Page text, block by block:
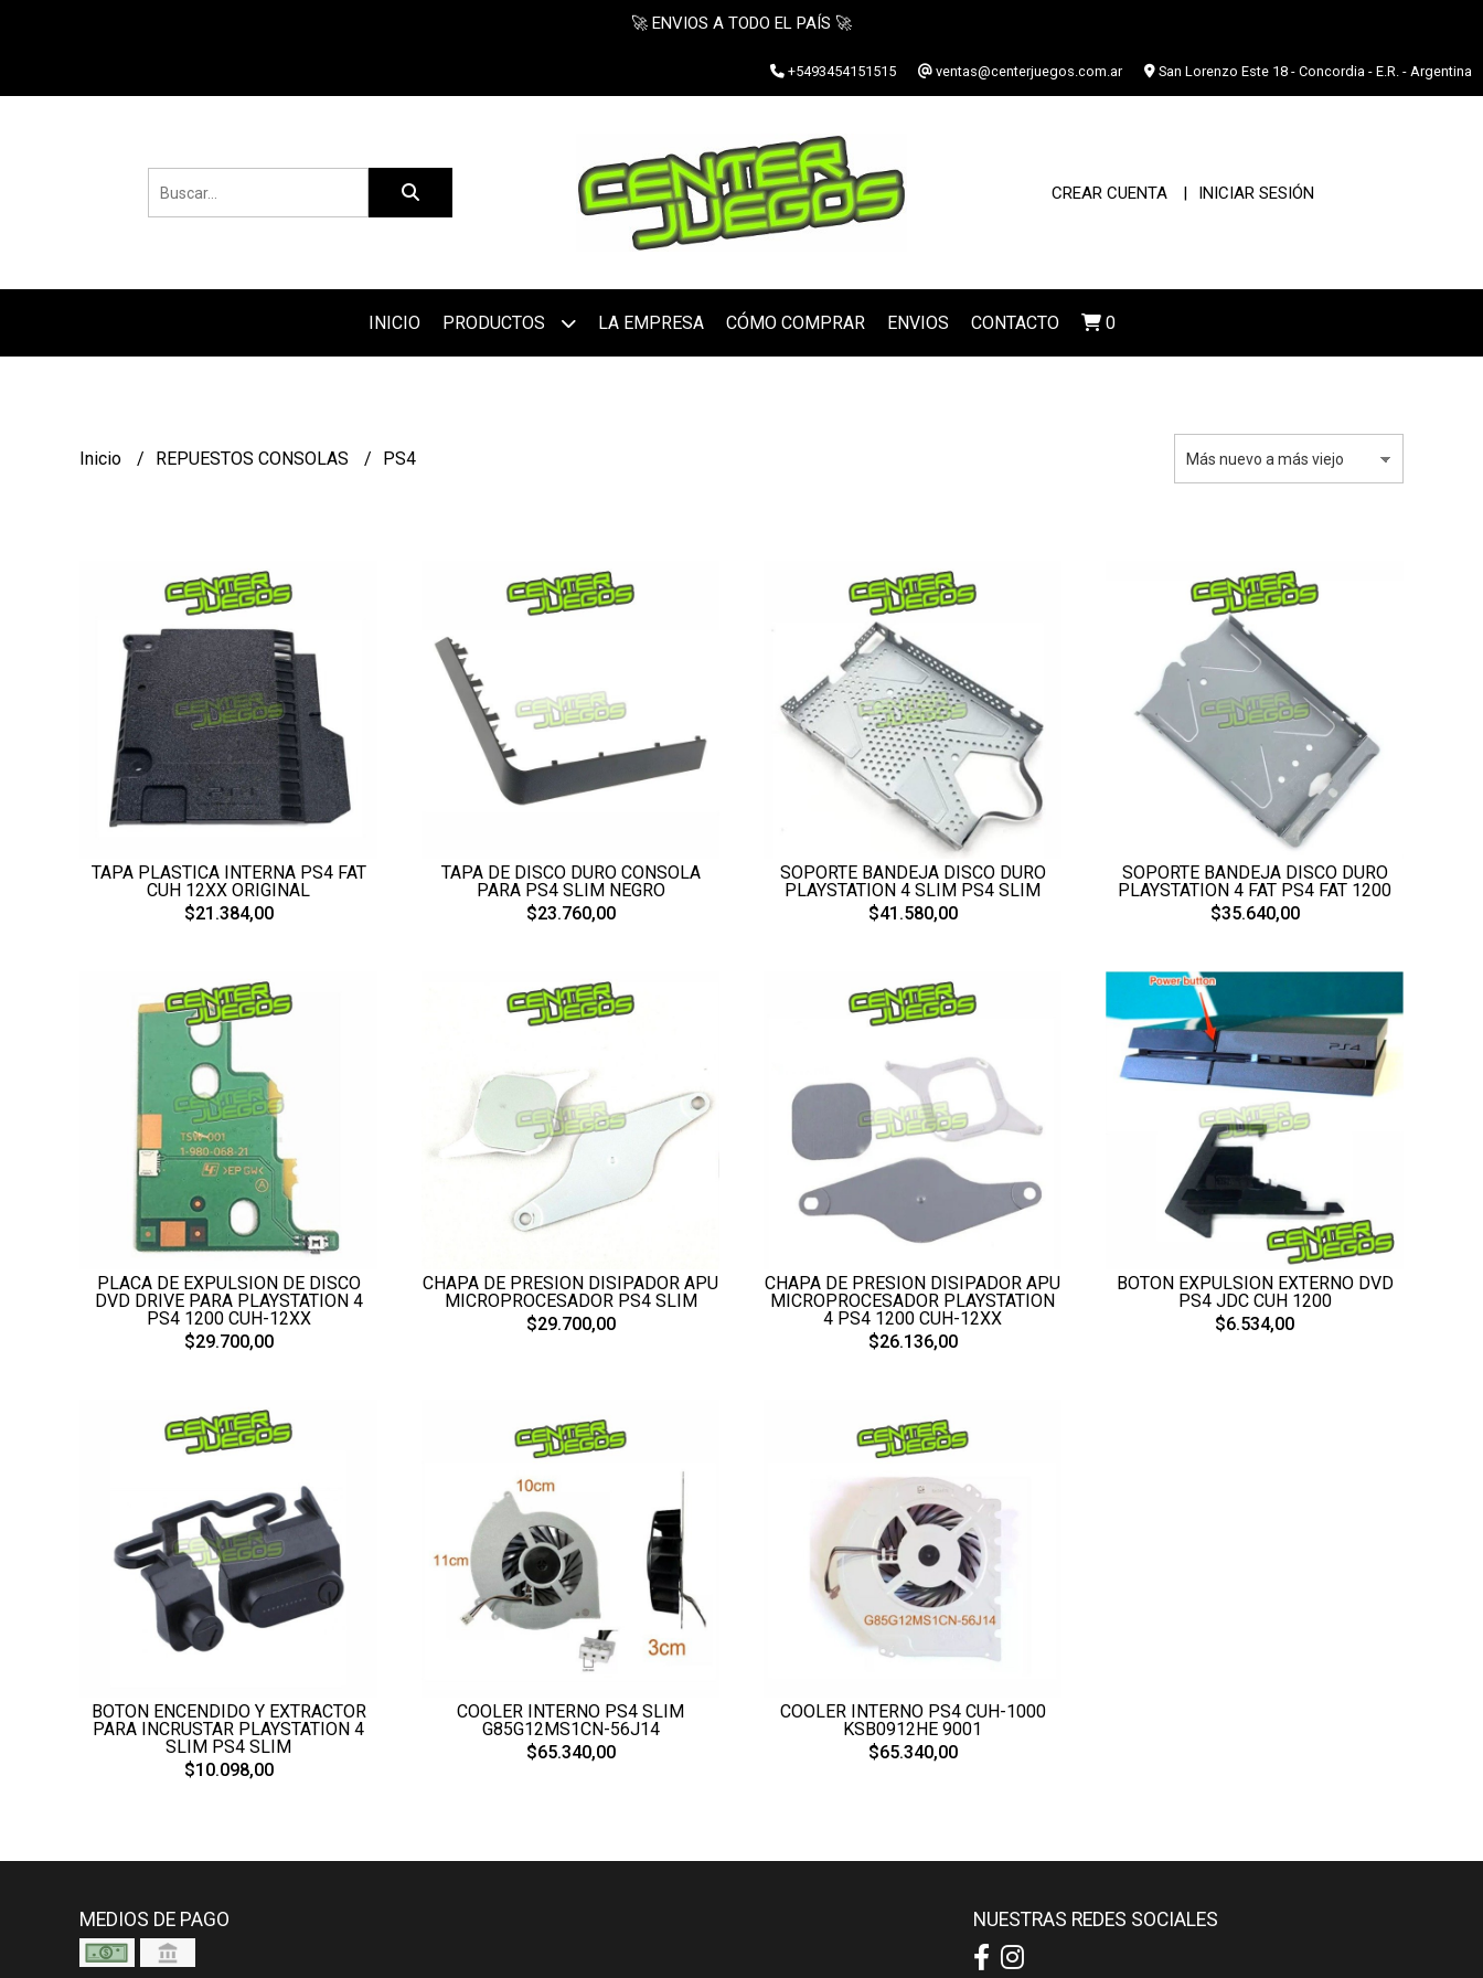
🚀 ENVIOS A TODO EL PAÍS 🚀
+5493454151515 ventas@centerjuegos.com.ar San Lorenzo Este 18 - Concordia - E.R. - Argentina
CREAR CUENTA INICIAR SESIÓN
INICIO PRODUCTOS LA EMPRESA CÓMO COMPRAR ENVIOS CONTACTO 0
Inicio REPUESTOS CONSOLAS PS4
TAPA PLASTICA INTERNA PS4 FAT
CUH 12XX ORIGINAL
$21.384,00
TAPA DE DISCO DURO CONSOLA
PARA PS4 SLIM NEGRO
$23.760,00
SOPORTE BANDEJA DISCO DURO
PLAYSTATION 4 SLIM PS4 SLIM
$41.580,00
SOPORTE BANDEJA DISCO DURO
PLAYSTATION 4 FAT PS4 FAT 1200
$35.640,00
PLACA DE EXPULSION DE DISCO
DVD DRIVE PARA PLAYSTATION 4
PS4 1200 CUH-12XX
$29.700,00
CHAPA DE PRESION DISIPADOR APU
MICROPROCESADOR PS4 SLIM
$29.700,00
CHAPA DE PRESION DISIPADOR APU
MICROPROCESADOR PLAYSTATION
4 PS4 1200 CUH-12XX
$26.136,00
BOTON EXPULSION EXTERNO DVD
PS4 JDC CUH 1200
$6.534,00
BOTON ENCENDIDO Y EXTRACTOR
PARA INCRUSTAR PLAYSTATION 4
SLIM PS4 SLIM
$10.098,00
COOLER INTERNO PS4 SLIM
G85G12MS1CN-56J14
$65.340,00
COOLER INTERNO PS4 CUH-1000
KSB0912HE 9001
$65.340,00
MEDIOS DE PAGO NUESTRAS REDES SOCIALES